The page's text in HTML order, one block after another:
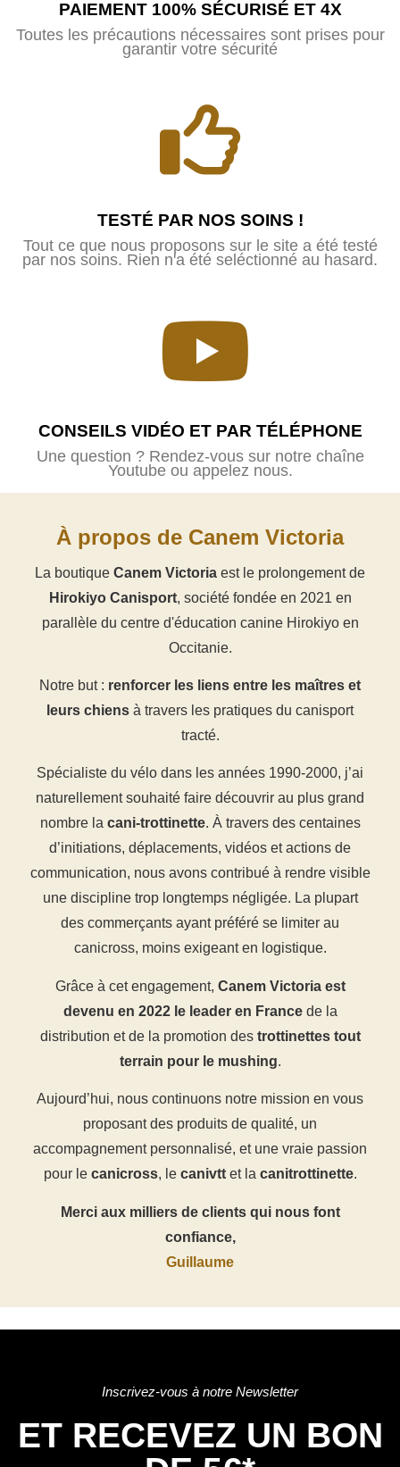
PAIEMENT 100% SÉCURISÉ ET 4X
Toutes les précautions nécessaires sont prises pour
garantir votre sécurité
TESTÉ PAR NOS SOINS !
Tout ce que nous proposons sur le site a été testé
par nos soins. Rien n'a été seléctionné au hasard.
CONSEILS VIDÉO ET PAR TÉLÉPHONE
Une question ? Rendez-vous sur notre chaîne
Youtube ou appelez nous.
À propos de Canem Victoria
La boutique Canem Victoria est le prolongement de
Hirokiyo Canisport, société fondée en 2021 en
parallèle du centre d'éducation canine Hirokiyo en
Occitanie.
Notre but : renforcer les liens entre les maîtres et
leurs chiens à travers les pratiques du canisport
tracté.
Spécialiste du vélo dans les années 1990-2000, j’ai
naturellement souhaité faire découvrir au plus grand
nombre la cani-trottinette. À travers des centaines
d’initiations, déplacements, vidéos et actions de
communication, nous avons contribué à rendre visible
une discipline trop longtemps négligée. La plupart
des commerçants ayant préféré se limiter au
canicross, moins exigeant en logistique.
Grâce à cet engagement, Canem Victoria est
devenu en 2022 le leader en Francede la
distribution et de la promotion des trottinettes tout
terrain pour le mushing.
Aujourd’hui, nous continuons notre mission en vous
proposant des produits de qualité, un
accompagnement personnalisé, et une vraie passion
pour le canicross, le canivttet la canitrottinette.
Merci aux milliers de clients qui nous font
confiance,
Guillaume
Inscrivez-vous à notre Newsletter
ET RECEVEZ UN BON